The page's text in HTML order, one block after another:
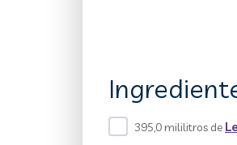
395,0 mililitros de